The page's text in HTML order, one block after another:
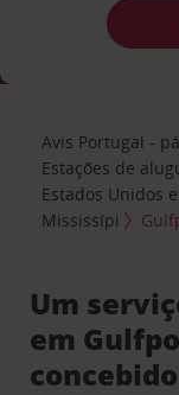
Avis Portugal -
Estações de
Estados Unidos
Mississípi
Um
em